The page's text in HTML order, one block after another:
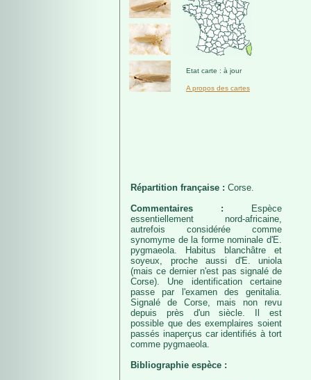
Etat carte : à jour
A propos des cartes
Répartition française : Corse.
Commentaires :
Espèce
essentiellement nord-africaine,
autrefois considérée comme
synomyme de la forme nominale d'E.
pygmaeola. Habitus blanchâtre et
soyeux, proche aussi d'E. uniola
(mais ce dernier n'est pas signalé de
Corse). Une identification certaine
passe par l'examen des genitalia.
Signalé de Corse, mais non revu
depuis près d'un siècle. Il est
possible que des exemplaires soient
passés inaperçus car identifiés à tort
comme pygmaeola.
Bibliographie espèce :